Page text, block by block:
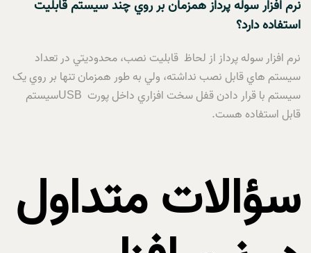
نرم افزار سوله پرداز همزمان بر روي چند سيستم قابليت
استفاده دارد؟
نرم افزار سوله پرداز از لحاظ قابليت نصب، محدوديتي در تعداد
سيستم هاي قابل نصب نداشته، ولي به طور همزمان تنها بر روي يک
سيستم با قرار دادن قفل سخت افزاري داخل پورت USBسيستم
قابل استفاده هست.
سؤالات متداول